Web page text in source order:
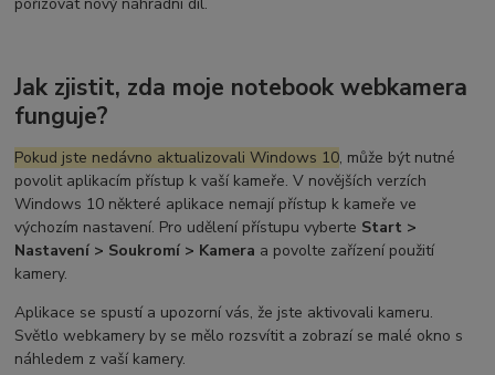
Jak zjistit, zda moje notebook webkamera
funguje?
Pokud jste nedávno aktualizovali Windows 10, může být nutné
povolit aplikacím přístup k vaší kameře. V novějších verzích
Windows 10 některé aplikace nemají přístup k kameře ve
výchozím nastavení. Pro udělení přístupu vyberte Start >
Nastavení > Soukromí > Kamera a povolte zařízení použití
kamery.
Aplikace se spustí a upozorní vás, že jste aktivovali kameru.
Světlo webkamery by se mělo rozsvítit a zobrazí se malé okno s
náhledem z vaší kamery.